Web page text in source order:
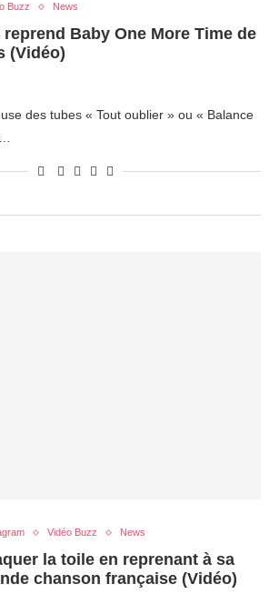
Buzz News
Baby One More Time de
(Vidéo)
des tubes « Tout oublier » ou « Balance
Vidéo Buzz News
la toile en reprenant à sa
chanson française (Vidéo)